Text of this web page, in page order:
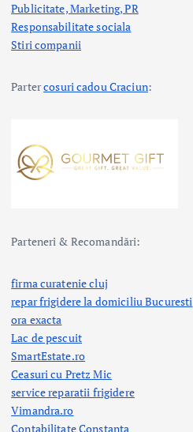
Publicitate, Marketing, PR
Responsabilitate sociala
Stiri companii
Partercosuri cadou Craciun:
Parteneri & Recomandări:
firma curatenie cluj
repar frigidere la domiciliu Bucuresti
ora exacta
Lac de pescuit
SmartEstate.ro
Ceasuri cu Pretz Mic
service reparatii frigidere
Vimandra.ro
Contabilitate Constanta